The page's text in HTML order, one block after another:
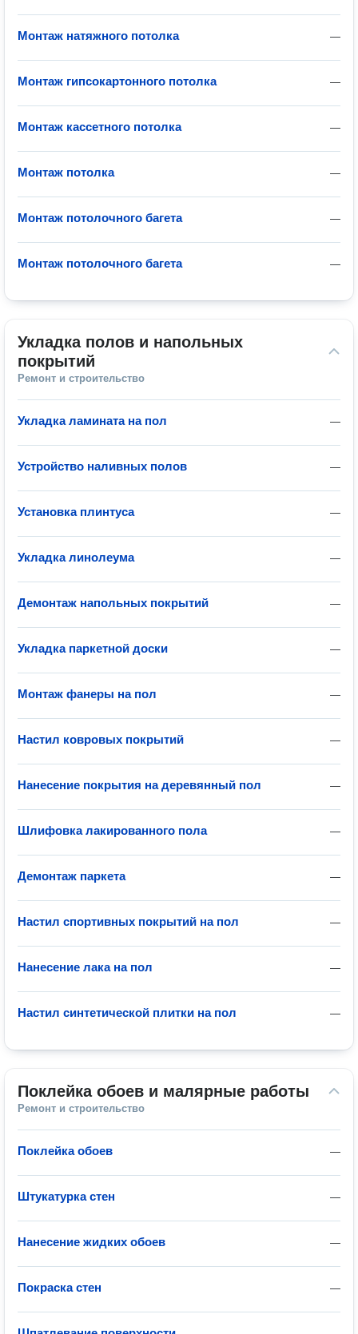
—
Монтаж натяжного потолка
—
Монтаж гипсокартонного потолка
—
Монтаж кассетного потолка
—
Монтаж потолка
—
Монтаж потолочного багета
—
Монтаж потолочного багета
Укладка полов и напольных
покрытий
Ремонт и строительство
—
Укладка ламината на пол
—
Устройство наливных полов
—
Установка плинтуса
—
Укладка линолеума
—
Демонтаж напольных покрытий
—
Укладка паркетной доски
—
Монтаж фанеры на пол
—
Настил ковровых покрытий
—
Нанесение покрытия на деревянный пол
—
Шлифовка лакированного пола
—
Демонтаж паркета
—
Настил спортивных покрытий на пол
—
Нанесение лака на пол
—
Настил синтетической плитки на пол
Поклейка обоев и малярные работы
Ремонт и строительство
—
Поклейка обоев
—
Штукатурка стен
—
Нанесение жидких обоев
—
Покраска стен